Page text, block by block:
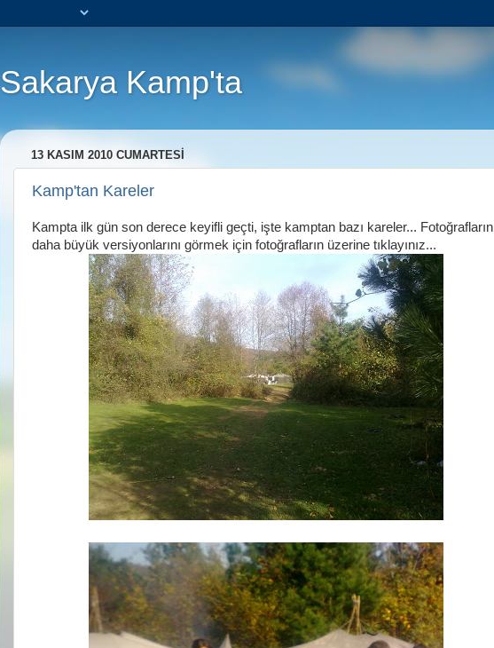
Sakarya Kamp'ta
13 KASIM 2010 CUMARTESI
Kamp'tan Kareler
Kampta ilk gün son derece keyifli geçti, işte kamptan bazı kareler... Fotoğrafların
daha büyük versiyonlarını görmek için fotoğrafların üzerine tıklayınız...